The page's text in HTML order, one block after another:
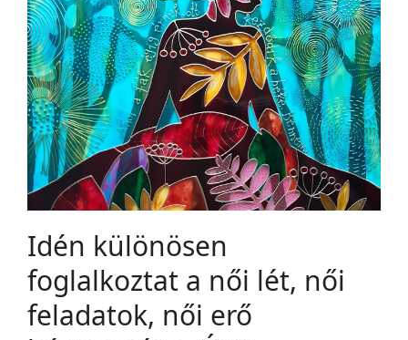
Idén különösen
foglalkoztat a női lét, női
feladatok, női erő